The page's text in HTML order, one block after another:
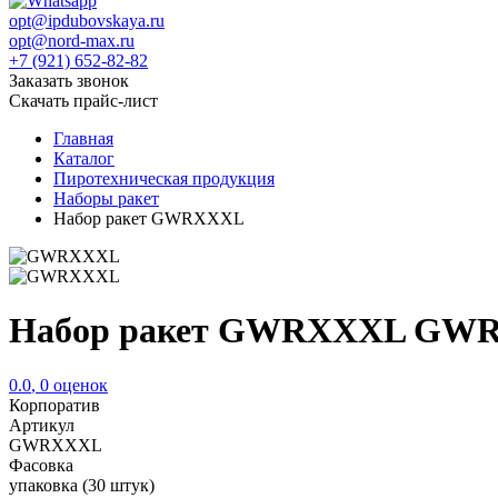
opt@ipdubovskaya.ru
opt@nord-max.ru
+7 (921) 652-82-82
Заказать звонок
Скачать прайс-лист
Главная
Каталог
Пиротехническая продукция
Наборы ракет
Набор ракет GWRXXXL
Набор ракет GWRXXXL
0.0, 0 оценок
Корпоратив
Артикул
GWRXXXL
Фасовка
упаковка (30 штук)